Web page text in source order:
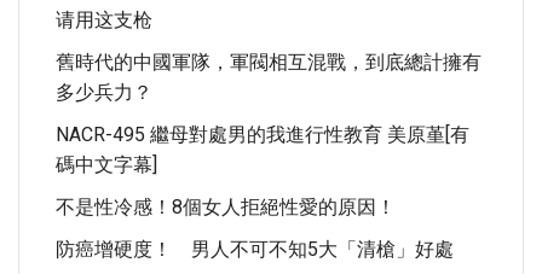
请用这支枪
舊時代的中國軍隊，軍閥相互混戰，到底總計擁有
多少兵力？
NACR-495 繼母對處男的我進行性教育 美原堇[有
碼中文字幕]
不是性冷感！8個女人拒絕性愛的原因！
防癌增硬度！ 男人不可不知5大「清槍」好處